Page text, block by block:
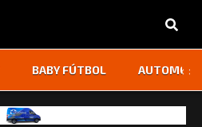
BABY FÚTBOL ‹ ›